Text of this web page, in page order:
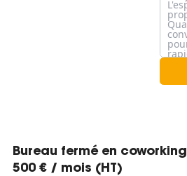
Bureau fermé en coworking
500 € / mois (HT)